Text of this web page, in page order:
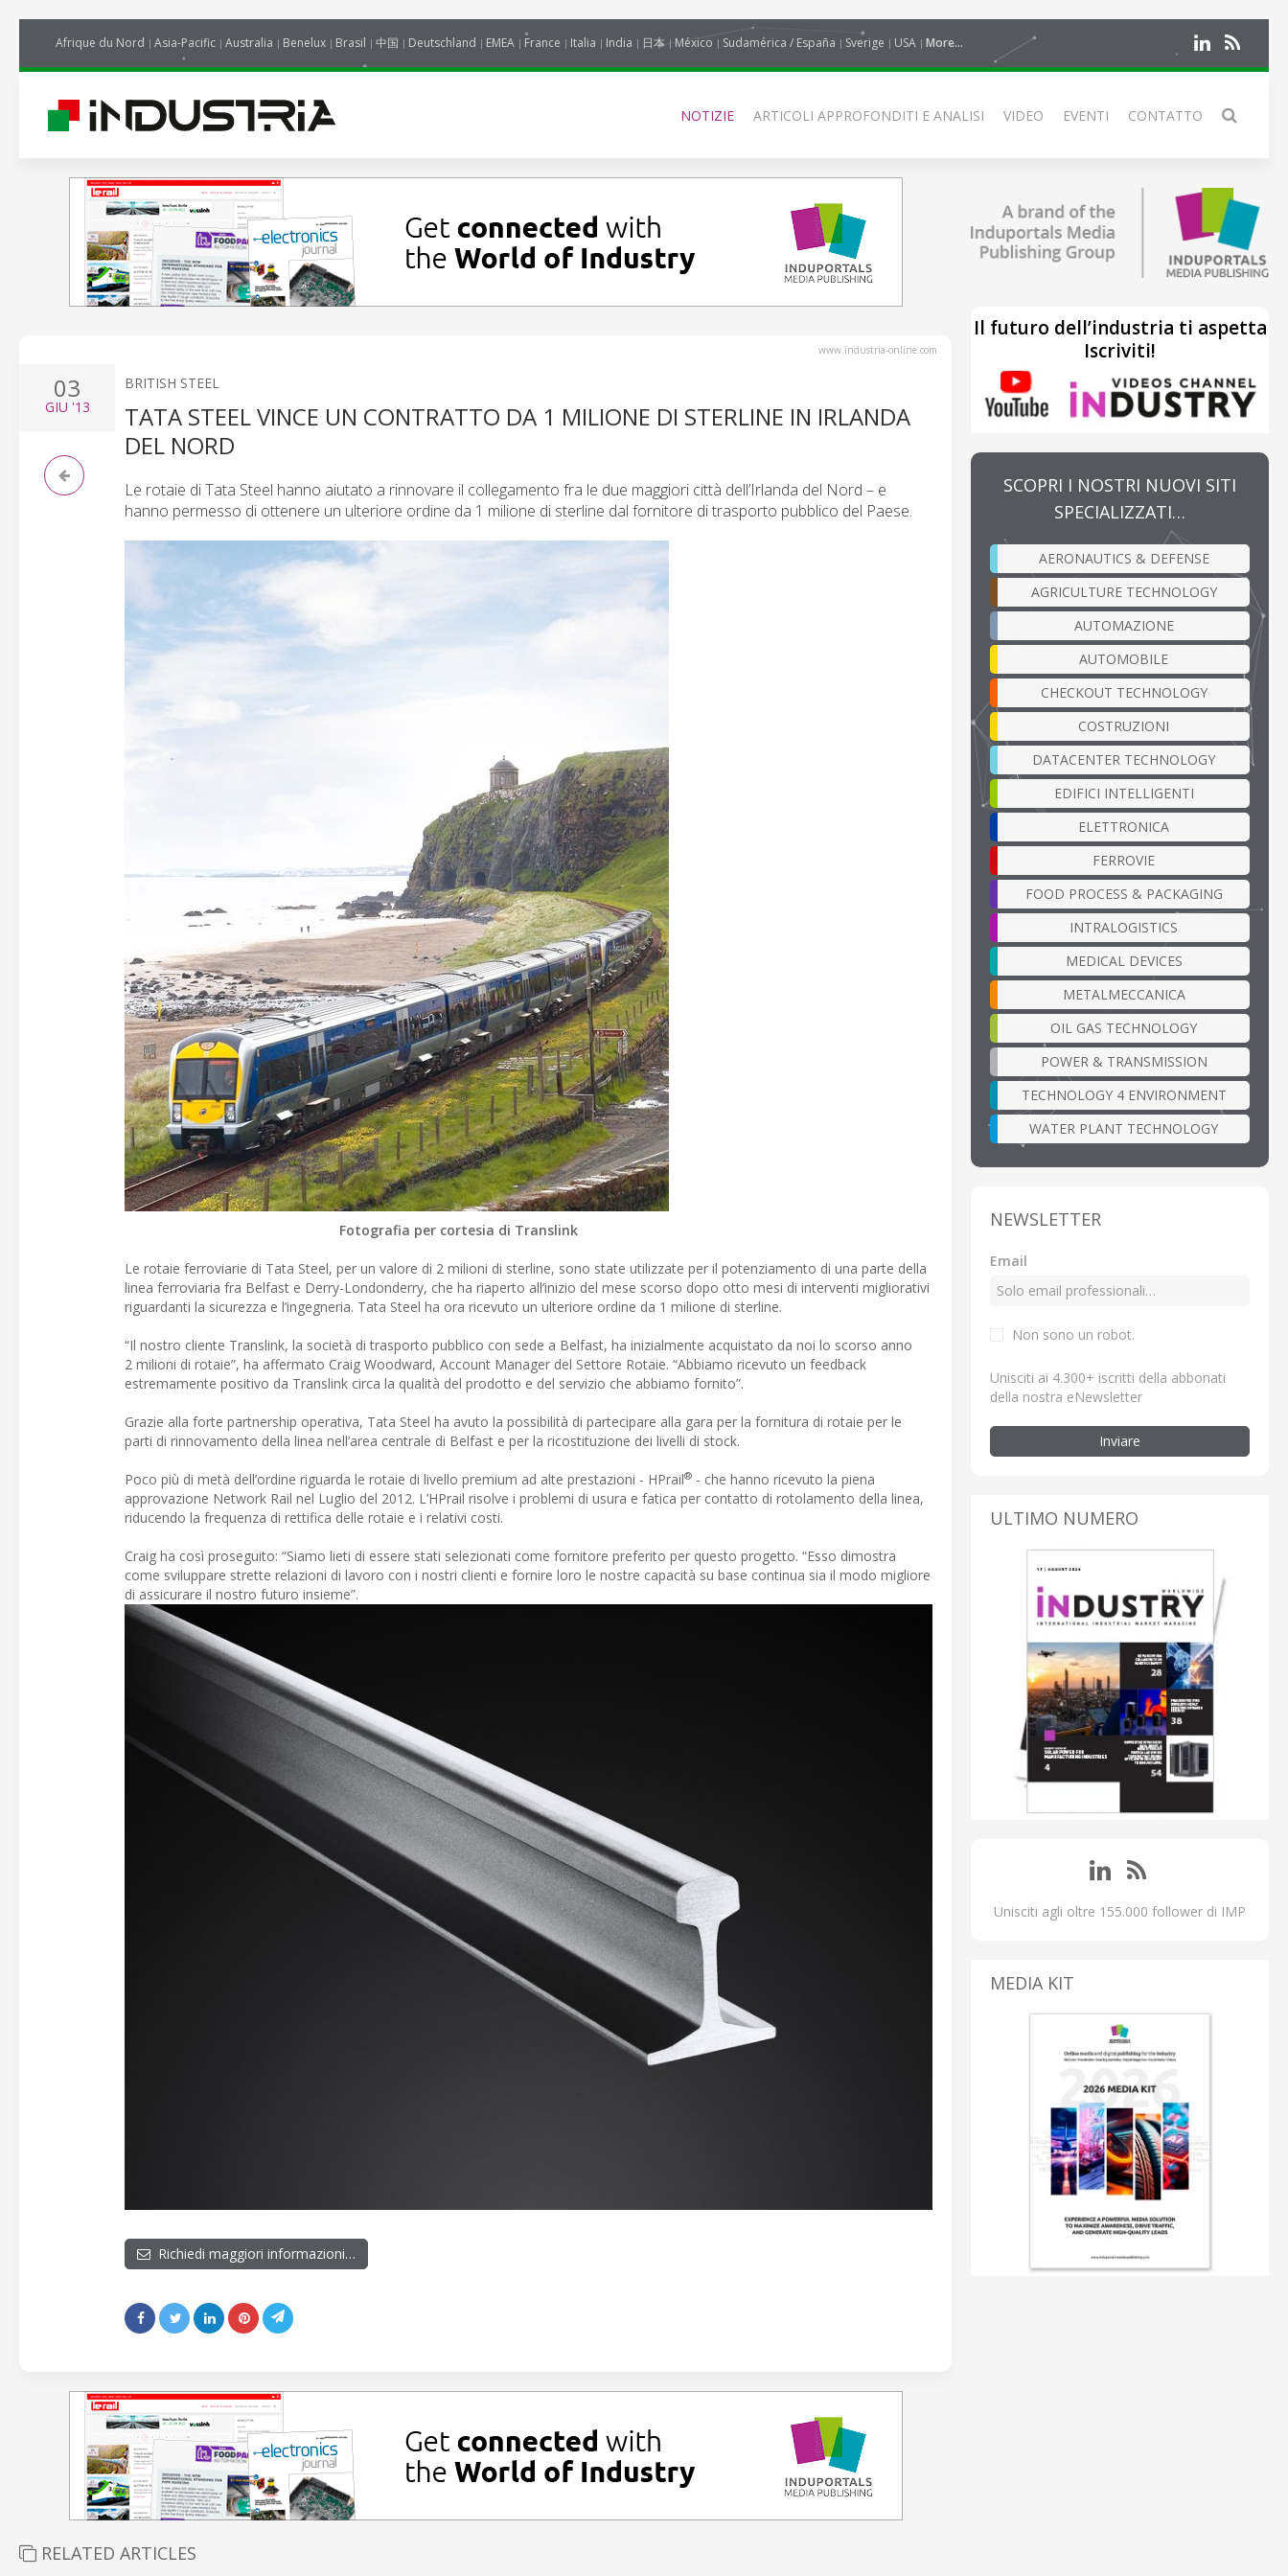
Afrique du Nord Asia-Pacific Australia Benelux Brasil 中国 Deutschland EMEA France Italia India 日本 México Sudamérica / España Sverige USA More...
NOTIZIE ARTICOLI APPROFONDITI E ANALISI VIDEO EVENTI CONTATTO
www.industria-online.com
03
GIU '13
BRITISH STEEL
TATA STEEL VINCE UN CONTRATTO DA 1 MILIONE DI STERLINE IN IRLANDA
DEL NORD
Le rotaie di Tata Steel hanno aiutato a rinnovare il collegamento fra le due maggiori città dell’Irlanda del Nord – e
hanno permesso di ottenere un ulteriore ordine da 1 milione di sterline dal fornitore di trasporto pubblico del Paese.
Fotografia per cortesia di Translink
Le rotaie ferroviarie di Tata Steel, per un valore di 2 milioni di sterline, sono state utilizzate per il potenziamento di una parte della
linea ferroviaria fra Belfast e Derry-Londonderry, che ha riaperto all’inizio del mese scorso dopo otto mesi di interventi migliorativi
riguardanti la sicurezza e l’ingegneria. Tata Steel ha ora ricevuto un ulteriore ordine da 1 milione di sterline.
“Il nostro cliente Translink, la società di trasporto pubblico con sede a Belfast, ha inizialmente acquistato da noi lo scorso anno
2 milioni di rotaie”, ha affermato Craig Woodward, Account Manager del Settore Rotaie. “Abbiamo ricevuto un feedback
estremamente positivo da Translink circa la qualità del prodotto e del servizio che abbiamo fornito”.
Grazie alla forte partnership operativa, Tata Steel ha avuto la possibilità di partecipare alla gara per la fornitura di rotaie per le
parti di rinnovamento della linea nell’area centrale di Belfast e per la ricostituzione dei livelli di stock.
Poco più di metà dell’ordine riguarda le rotaie di livello premium ad alte prestazioni - HPrail® - che hanno ricevuto la piena
approvazione Network Rail nel Luglio del 2012. L’HPrail risolve i problemi di usura e fatica per contatto di rotolamento della linea,
riducendo la frequenza di rettifica delle rotaie e i relativi costi.
Craig ha così proseguito: “Siamo lieti di essere stati selezionati come fornitore preferito per questo progetto. “Esso dimostra
come sviluppare strette relazioni di lavoro con i nostri clienti e fornire loro le nostre capacità su base continua sia il modo migliore
di assicurare il nostro futuro insieme”.
Richiedi maggiori informazioni…
RELATED ARTICLES
Il futuro dell’industria ti aspetta
Iscriviti!
SCOPRI I NOSTRI NUOVI SITI
SPECIALIZZATI…
AERONAUTICS & DEFENSE
AGRICULTURE TECHNOLOGY
AUTOMAZIONE
AUTOMOBILE
CHECKOUT TECHNOLOGY
COSTRUZIONI
DATACENTER TECHNOLOGY
EDIFICI INTELLIGENTI
ELETTRONICA
FERROVIE
FOOD PROCESS & PACKAGING
INTRALOGISTICS
MEDICAL DEVICES
METALMECCANICA
OIL GAS TECHNOLOGY
POWER & TRANSMISSION
TECHNOLOGY 4 ENVIRONMENT
WATER PLANT TECHNOLOGY
NEWSLETTER
Email
Non sono un robot.
Unisciti ai 4.300+ iscritti della abbonati
della nostra eNewsletter
Inviare
ULTIMO NUMERO
Unisciti agli oltre 155.000 follower di IMP
MEDIA KIT